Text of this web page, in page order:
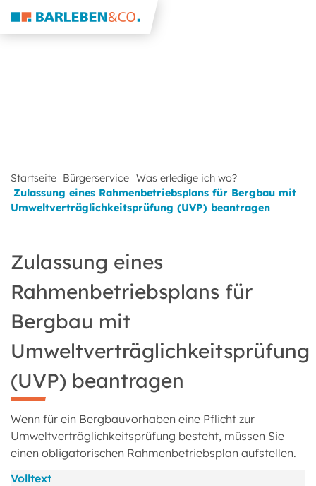
Startseite Bürgerservice Was erledige ich wo?
Zulassung eines Rahmenbetriebsplans für Bergbau mit
Umweltverträglichkeitsprüfung (UVP) beantragen
Zulassung eines
Rahmenbetriebsplans für
Bergbau mit
Umweltverträglichkeitsprüfung
(UVP) beantragen
Wenn für ein Bergbauvorhaben eine Pflicht zur
Umweltverträglichkeitsprüfung besteht, müssen Sie
einen obligatorischen Rahmenbetriebsplan aufstellen.
Volltext